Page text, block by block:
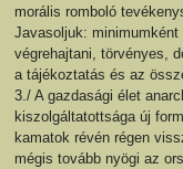
morális romboló
Javasoljuk: minimumként
végrehajtani, törvényes,
a tájékoztatás és az
3./ A gazdasági élet
kiszolgáltatottsága új
kamatok révén régen
mégis tovább nyögi az